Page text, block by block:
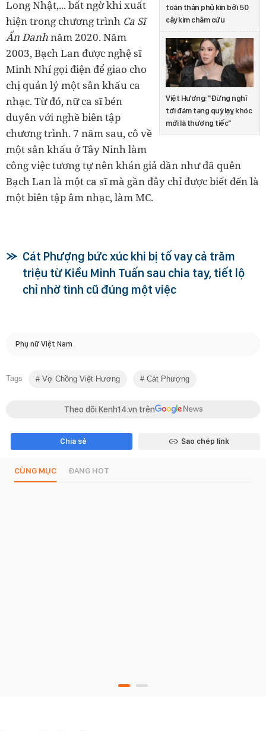
toàn thân phủ kín bởi 50
cây kim châm cứu
Việt Hương: "Đừng nghĩ
tới đám tang quỳ lạy, khóc
mới là thương tiếc"
Long Nhật,... bất ngờ khi xuất
hiện trong chương trình Ca Sĩ
Ẩn Danhnăm 2020. Năm
2003, Bạch Lan được nghệ sĩ
Minh Nhí gọi điện để giao cho
chị quản lý một sân khấu ca
nhạc. Từ đó, nữ ca sĩ bén
duyên với nghề biên tập
chương trình. 7 năm sau, cô về
một sân khấu ở Tây Ninh làm
công việc tương tự nên khán giả dần như đã quên
Bạch Lan là một ca sĩ mà gần đây chỉ được biết đến là
một biên tập âm nhạc, làm MC.
Cát Phượng bức xúc khi bị tố vay cả trăm
triệu từ Kiều Minh Tuấn sau chia tay, tiết lộ
chỉ nhờ tình cũ đúng một việc
Phụ nữ Việt Nam
Tags Vợ Chồng Việt Hương Cát Phượng
Theo dõi Kenh14.vn trên
Chia sẻ Sao chép link
CÙNG MỤC ĐANG HOT